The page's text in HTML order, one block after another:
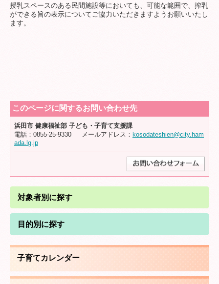
授乳スペースのある民間施設等においても、可能な範囲で、搾乳
ができる旨の表示についてご協力いただきますようお願いいたし
ます。
このページに関するお問い合わせ先
浜田市 健康福祉部 子ども・子育て支援課
電話：0855-25-9330 メールアドレス： kosodateshien@city.ham
ada.lg.jp
対象者別に探す
目的別に探す
子育てカレンダー